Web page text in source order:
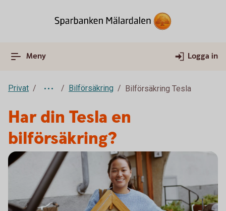
Meny Logga in
Privat Bilförsäkring Bilförsäkring Tesla
Har din Tesla en
bilförsäkring?